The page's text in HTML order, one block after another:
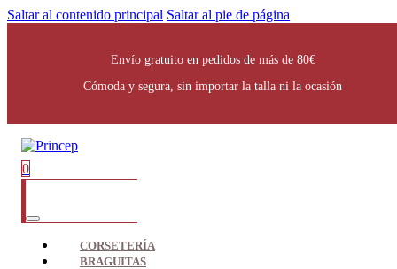
Saltar al contenido principal Saltar al pie de página
Envío gratuito en pedidos de más de 80€
Cómoda y segura, sin importar la talla ni la ocasión
0
CORSETERÍA
BRAGUITAS